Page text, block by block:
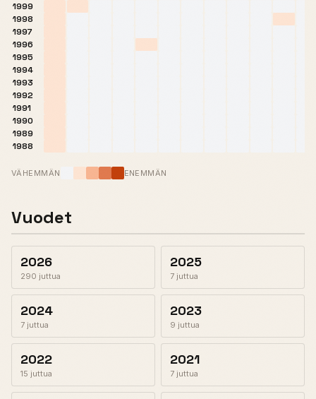
1999
1998
1997
1996
1995
1994
1993
1992
1991
1990
1989
1988
VÄHEMMÄN ENEMMÄN
Vuodet
2026
290 juttua
2025
7 juttua
2024
7 juttua
2023
9 juttua
2022
15 juttua
2021
7 juttua